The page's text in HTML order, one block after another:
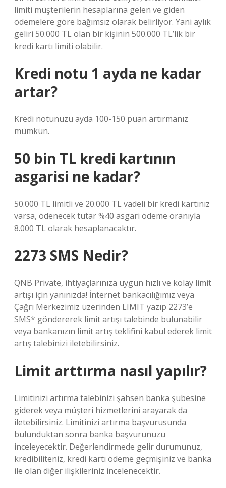
limiti müşterilerin hesaplarına gelen ve giden
ödemelere göre bağımsız olarak belirliyor. Yani aylık
geliri 50.000 TL olan bir kişinin 500.000 TL’lik bir
kredi kartı limiti olabilir.
Kredi notu 1 ayda ne kadar
artar?
Kredi notunuzu ayda 100-150 puan artırmanız
mümkün.
50 bin TL kredi kartının
asgarisi ne kadar?
50.000 TL limitli ve 20.000 TL vadeli bir kredi kartınız
varsa, ödenecek tutar %40 asgari ödeme oranıyla
8.000 TL olarak hesaplanacaktır.
2273 SMS Nedir?
QNB Private, ihtiyaçlarınıza uygun hızlı ve kolay limit
artışı için yanınızda! İnternet bankacılığımız veya
Çağrı Merkezimiz üzerinden LIMIT yazıp 2273’e
SMS* göndererek limit artışı talebinde bulunabilir
veya bankanızın limit artış teklifini kabul ederek limit
artış talebinizi iletebilirsiniz.
Limit arttırma nasıl yapılır?
Limitinizi artırma talebinizi şahsen banka şubesine
giderek veya müşteri hizmetlerini arayarak da
iletebilirsiniz. Limitinizi artırma başvurusunda
bulunduktan sonra banka başvurunuzu
inceleyecektir. Değerlendirmede gelir durumunuz,
kredibiliteniz, kredi kartı ödeme geçmişiniz ve banka
ile olan diğer ilişkileriniz incelenecektir.